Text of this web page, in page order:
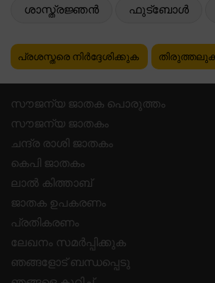
ശാസ്ത്രജ്ഞൻ ഫുട്ബോൾ
പ്രശസ്തരെ നിർദ്ദേശിക്കുക
സൗജന്യ ജാതക പൊരുത്തം
സൗജന്യ ജാതകം
ചന്ദ്ര രാശി ജാതകം
കെപി ജാതകം
ലാൽ കിത്താബ്
ജാതക ഉപകരണം
പ്രതികരണം
ലേഖനം സമർപ്പിക്കുക
ഞങ്ങളോട് ബന്ധപ്പെടു